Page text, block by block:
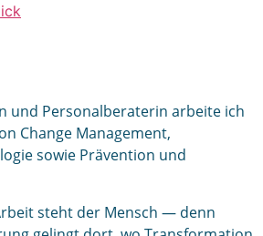
und Personalberaterin arbeite ich
Change Management,
sowie Prävention und
steht der Mensch — denn